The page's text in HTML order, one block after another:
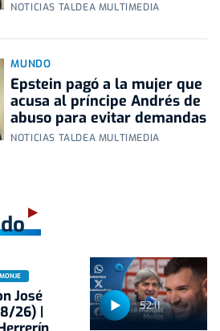
NOTICIAS TALDEA MULTIMEDIA
MUNDO
Epstein pagó a la mujer que
acusa al príncipe Andrés de
abuso para evitar demandas
NOTICIAS TALDEA MULTIMEDIA
52:11
José
26) |